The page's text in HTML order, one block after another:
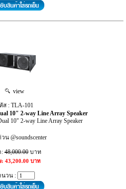
view
ส : TLA-101
10" 2-way Line Array Speaker
10" 2-way Line Array Speaker
@soundscenter
: 48,000.00 บาท
: 43,200.00 บาท
นวน :